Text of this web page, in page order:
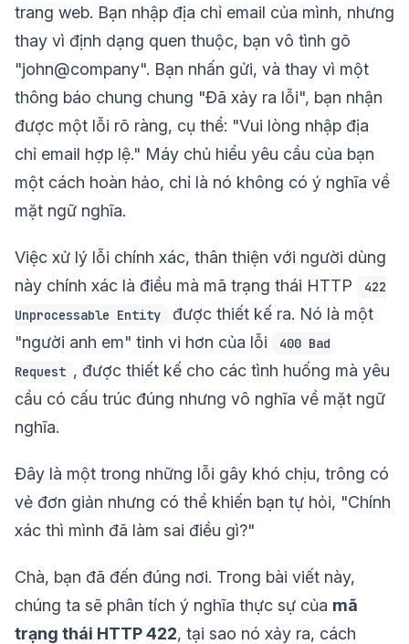
trang web. Bạn nhập địa chỉ email của mình, nhưng
thay vì định dạng quen thuộc, bạn vô tình gõ
"john@company". Bạn nhấn gửi, và thay vì một
thông báo chung chung "Đã xảy ra lỗi", bạn nhận
được một lỗi rõ ràng, cụ thể: "Vui lòng nhập địa
chỉ email hợp lệ." Máy chủ hiểu yêu cầu của bạn
một cách hoàn hảo, chỉ là nó không có ý nghĩa về
mặt ngữ nghĩa.
Việc xử lý lỗi chính xác, thân thiện với người dùng
này chính xác là điều mà mã trạng thái HTTP
422
Unprocessable Entity
được thiết kế ra. Nó là một
"người anh em" tinh vi hơn của lỗi
400 Bad
Request , được thiết kế cho các tình huống mà yêu
cầu có cấu trúc đúng nhưng vô nghĩa về mặt ngữ
nghĩa.
Đây là một trong những lỗi gây khó chịu, trông có
vẻ đơn giản nhưng có thể khiến bạn tự hỏi, "Chính
xác thì mình đã làm sai điều gì?"
Chà, bạn đã đến đúng nơi. Trong bài viết này,
chúng ta sẽ phân tích ý nghĩa thực sự của mã
trạng thái HTTP 422, tại sao nó xảy ra, cách